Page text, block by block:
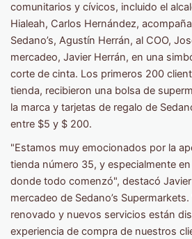
comunitarios y cívicos, incluido el
Hialeah, Carlos Hernández,
Sedano’s, Agustín Herrán, al COO,
mercadeo, Javier Herrán, en una
corte de cinta. Los primeros 200
tienda, recibieron una bolsa de
la marca y tarjetas de regalo de
entre $5 y $ 200.
"Estamos muy emocionados por la
tienda número 35, y especialmente
donde todo comenzó", destacó
mercadeo de Sedano’s
renovado y nuevos servicios están
experiencia de compra de nuestros